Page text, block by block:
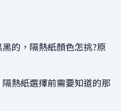
的，隔熱紙顏色怎挑?原
熱紙選擇前需要知道的那